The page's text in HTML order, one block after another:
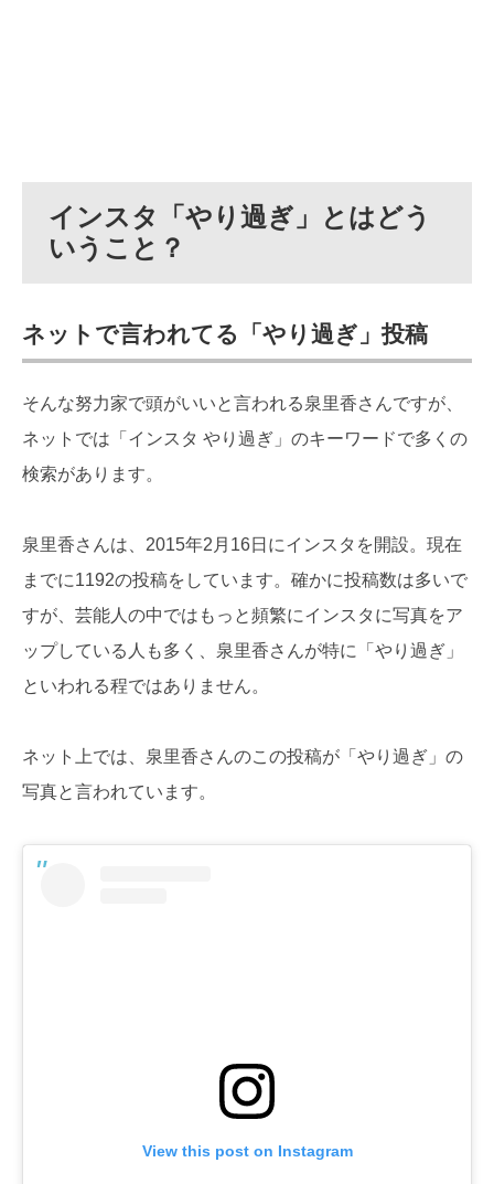
インスタ「やり過ぎ」とはどう
いうこと？
ネットで言われてる「やり過ぎ」投稿
そんな努力家で頭がいいと言われる泉里香さんですが、
ネットでは「インスタ やり過ぎ」のキーワードで多くの
検索があります。
泉里香さんは、2015年2月16日にインスタを開設。現在
までに1192の投稿をしています。確かに投稿数は多いで
すが、芸能人の中ではもっと頻繁にインスタに写真をア
ップしている人も多く、泉里香さんが特に「やり過ぎ」
といわれる程ではありません。
ネット上では、泉里香さんのこの投稿が「やり過ぎ」の
写真と言われています。
View this post on Instagram